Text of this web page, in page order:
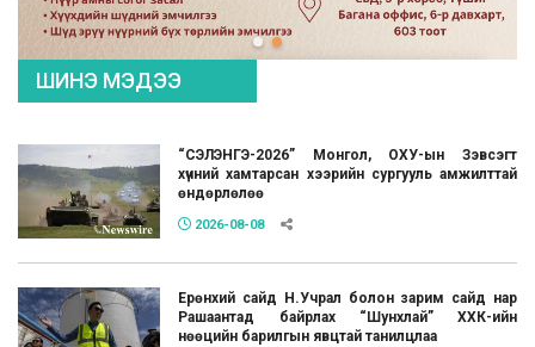
ШИНЭ МЭДЭЭ
“СЭЛЭНГЭ-2026” Монгол, ОХУ-ын Зэвсэгт
хүчний хамтарсан хээрийн сургууль амжилттай
өндөрлөлөө
2026-08-08
Ерөнхий сайд Н.Учрал болон зарим сайд нар
Рашаантад байрлах “Шунхлай” ХХК-ийн
нөөцийн барилгын явцтай танилцлаа